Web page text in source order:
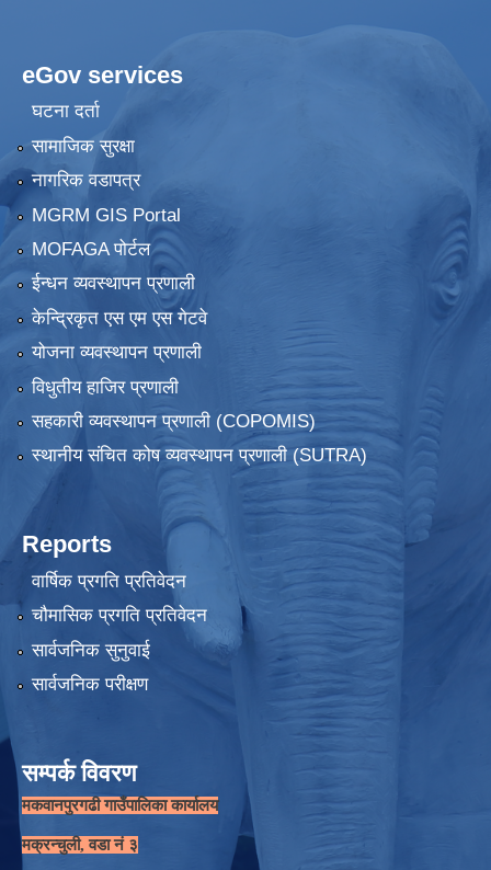
eGov services
घटना दर्ता
सामाजिक सुरक्षा
नागरिक वडापत्र
MGRM GIS Portal
MOFAGA पोर्टल
ईन्धन व्यवस्थापन प्रणाली
केन्द्रिकृत एस एम एस गेटवे
योजना व्यवस्थापन प्रणाली
विधुतीय हाजिर प्रणाली
सहकारी व्यवस्थापन प्रणाली (COPOMIS)
स्थानीय संचित कोष व्यवस्थापन प्रणाली (SUTRA)
Reports
वार्षिक प्रगति प्रतिवेदन
चौमासिक प्रगति प्रतिवेदन
सार्वजनिक सुनुवाई
सार्वजनिक परीक्षण
सम्पर्क विवरण
मकवानपुरगढी गाउँपालिका कार्यालय
मक्रन्चुली, वडा नं ३